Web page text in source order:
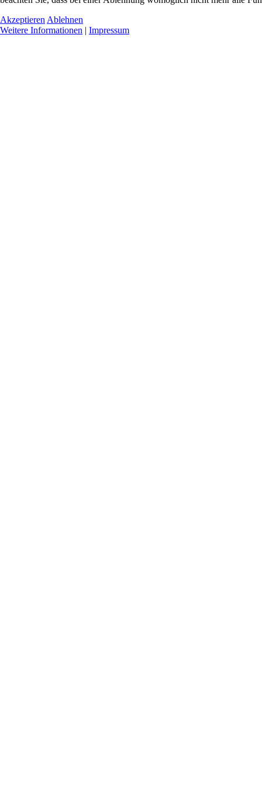
Akzeptieren Ablehnen
Weitere Informationen | Impressum